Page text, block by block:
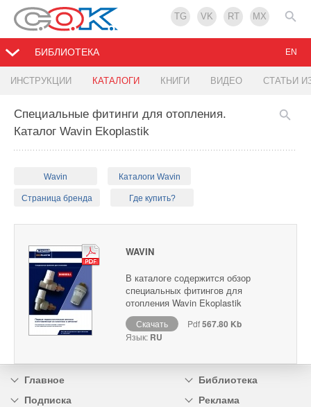
TG VK RT MX
БИБЛИОТЕКА
ИНСТРУКЦИИ КАТАЛОГИ КНИГИ ВИДЕО СТАТЬИ
EN
Специальные фитинги для отопления.
Каталог Wavin Ekoplastik
Wavin Каталоги Wavin
Страница бренда Где купить?
WAVIN
В каталоге содержится обзор
специальных фитингов для
отопления Wavin Ekoplastik
Скачать Pdf567.80 Kb
Язык: RU
Главное
Библиотека
Подписка
Реклама